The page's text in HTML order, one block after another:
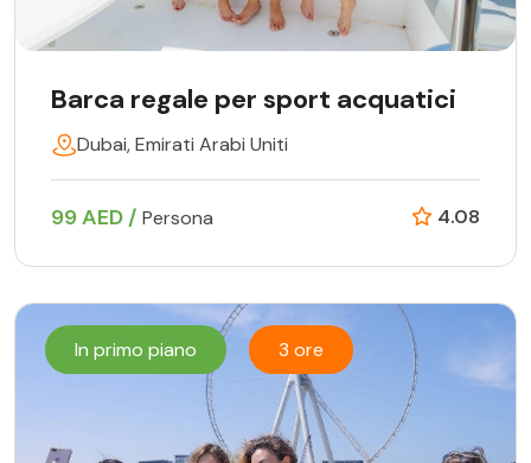
Barca regale per sport acquatici
Dubai, Emirati Arabi Uniti
99 AED / Persona 4.08
In primo piano 3 ore